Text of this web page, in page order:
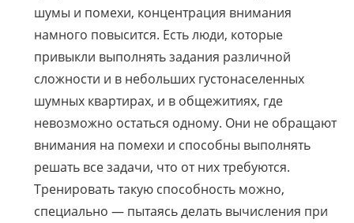
шумы и помехи, концентрация внимания
намного повысится. Есть люди, которые
привыкли выполнять задания различной
сложности и в небольших густонаселенных
шумных квартирах, и в общежитиях, где
невозможно остаться одному. Они не обращают
внимания на помехи и способны выполнять
решать все задачи, что от них требуются.
Тренировать такую способность можно,
специально — пытаясь делать вычисления при